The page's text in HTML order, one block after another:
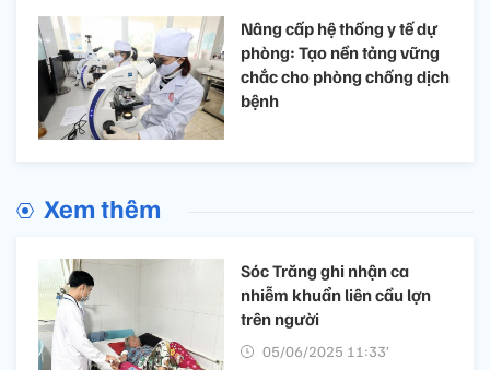
Nâng cấp hệ thống y tế dự
phòng: Tạo nền tảng vững
chắc cho phòng chống dịch
bệnh
Xem thêm
Sóc Trăng ghi nhận ca
nhiễm khuẩn liên cầu lợn
trên người
05/06/2025 11:33’